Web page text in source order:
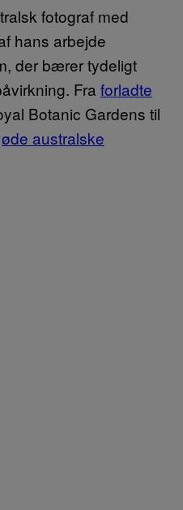
fotograf med
hans arbejde
der bærer tydeligt
Fra forladte
Botanic Gardens til
øde australske